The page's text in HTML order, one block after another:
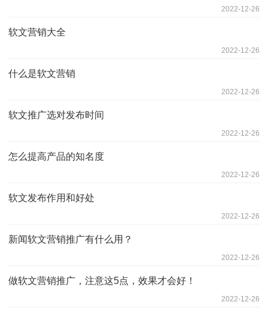
2022-12-26
软文营销大全
2022-12-26
什么是软文营销
2022-12-26
软文推广选对发布时间
2022-12-26
怎么提高产品的知名度
2022-12-26
软文发布作用和好处
2022-12-26
新闻软文营销推广有什么用？
2022-12-26
做软文营销推广，注意这5点，效果才会好！
2022-12-26